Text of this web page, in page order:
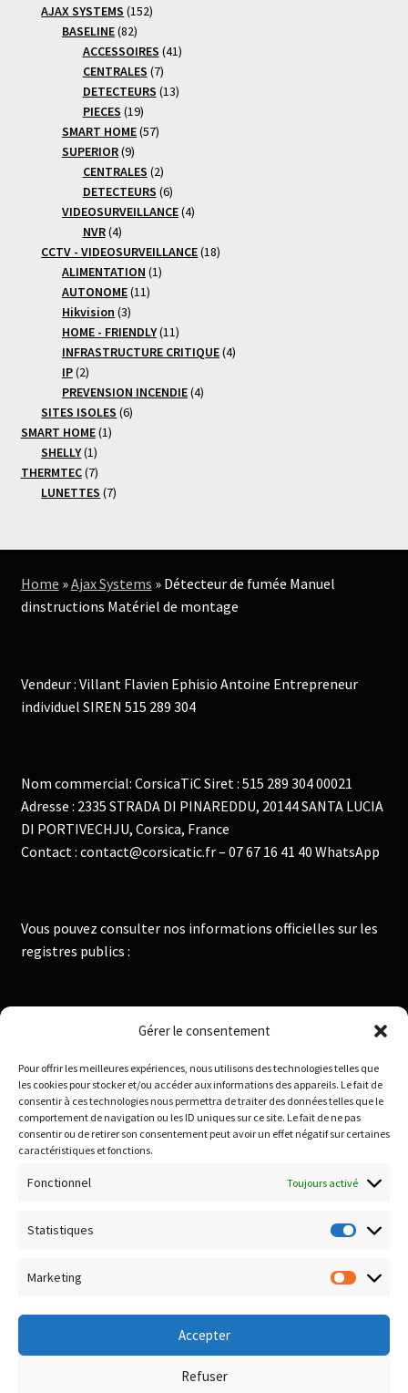
Gérer le consentement
Pour offrir les meilleures expériences, nous utilisons des technologies telles que
les cookies pour stocker et/ou accéder aux informations des appareils. Le fait de
consentir à ces technologies nous permettra de traiter des données telles que le
comportement de navigation ou les ID uniques sur ce site. Le fait de ne pas
consentir ou de retirer son consentement peut avoir un effet négatif sur certaines
caractéristiques et fonctions.
Fonctionnel Toujours activé
Statistiques
Marketing
Accepter
Refuser
produits
AJAX SYSTEMS 152152
BASELINE 8282
produits
ACCESSOIRES 4141
CENTRALES 77
produits
DETECTEURS 1313
PIECES 1919
produits
SMART HOME 5757
SUPERIOR 99
produits
CENTRALES 22
produits
DETECTEURS 66
produits
VIDEOSURVEILLANCE 44
NVR 44
produits
CCTV - VIDEOSURVEILLANCE 1818
ALIMENTATION 11
AUTONOME 1111
Hikvision 33
produits
HOME - FRIENDLY 1111
produits
INFRASTRUCTURE CRITIQUE 44
IP 22
produits
PREVENSION INCENDIE 44
SITES ISOLES 66
SMART HOME 11
SHELLY 11
produit
THERMTEC 77
produits
LUNETTES 77
Home »Ajax Systems »Détecteur de fumée Manuel
dinstructions Matériel de montage
Vendeur : Villant Flavien Ephisio Antoine Entrepreneur
individuel SIREN 515 289 304
Nom commercial: CorsicaTiC Siret : 515 289 304 00021
Adresse : 2335 STRADA DI PINAREDDU, 20144 SANTA LUCIA
DI PORTIVECHJU, Corsica, France
Contact : contact@corsicatic.fr – 07 67 16 41 40 WhatsApp
Vous pouvez consulter nos informations officielles sur les
registres publics :
Institut National de la Propriété Industrielle :
Infogreffe : https://www.infogreffe.fr
Politique de confidentialité
Paiement sécurisé
© Boutique Corsica TiC 2026
Politique de confidentialité
Built with WooCommerce